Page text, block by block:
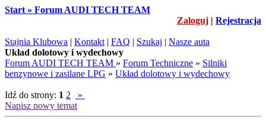
Start » Forum AUDI TECH TEAM
Zaloguj | Rejestracja
Stajnia Klubowa | Kontakt | FAQ | Szukaj | Nasze auta
Układ dolotowy i wydechowy
Forum AUDI TECH TEAM » Forum Techniczne » Silniki
benzynowe i zasilane LPG » Układ dolotowy i wydechowy
Idź do strony: 1 2
»
Napisz nowy temat